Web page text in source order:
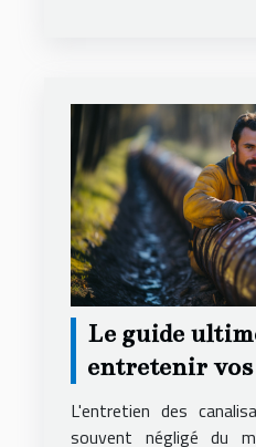
Le guide
entretenir
et éviter les
L'entretien des
souvent négligé du